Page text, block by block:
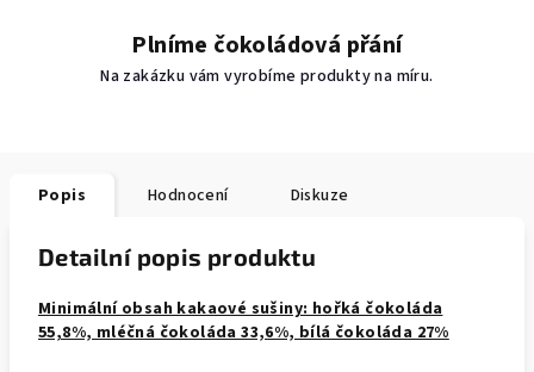
Plníme čokoládová přání
Na zakázku vám vyrobíme produkty na míru.
Popis Hodnocení Diskuze
Detailní popis produktu
Minimální obsah kakaové sušiny: hořká čokoláda
55,8%, mléčná čokoláda 33,6%, bílá čokoláda 27%